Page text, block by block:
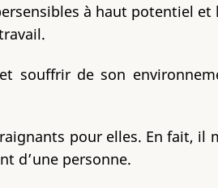
à haut potentiel et
souffrir de son
pour elles. En fait, il
d’une personne.